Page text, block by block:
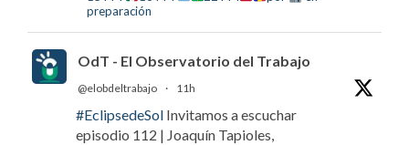
preparación
OdT - El Observatorio del Trabajo
@elobdeltrabajo · 11h
#EclipsedeSol Invitamos a escuchar
episodio 112 | Joaquín Tapioles,